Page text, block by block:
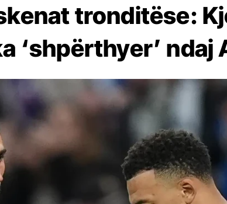
tronditëse:
‘shpërthyer’ ndaj